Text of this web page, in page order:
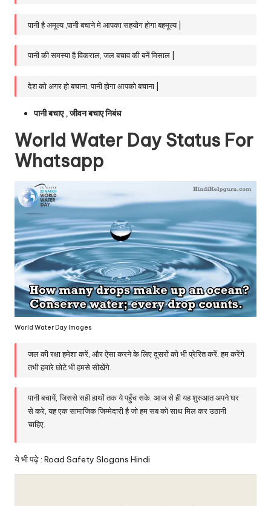
पानी है अमूल्य ,पानी बचाने मे आपका सहयोग होगा बहमूल्य |
पानी की समस्या है विकराल, जल बचाव की बनें मिसाल |
देश को अगर हो बचाना, पानी होगा आपको बचाना |
पानी बचाए , जीवन बचाए निबंध
World Water Day Status For
Whatsapp
World Water Day Images
जल की रक्षा हमेशा करें, और ऐसा करने के लिए दूसरों को भी प्रेरित करें. हम करेंगे
तभी हमारे छोटे भी हमसे सीखेंगे.
पानी बचायें, जिससे सही हाथों तक ये पहुँच सके. आज से ही यह शुरुआत अपने घर
से करे, यह एक सामाजिक जिम्मेदारी है जो हम सब को साथ मिल कर उठानी
चाहिए.
ये भी पढ़े : Road Safety Slogans Hindi